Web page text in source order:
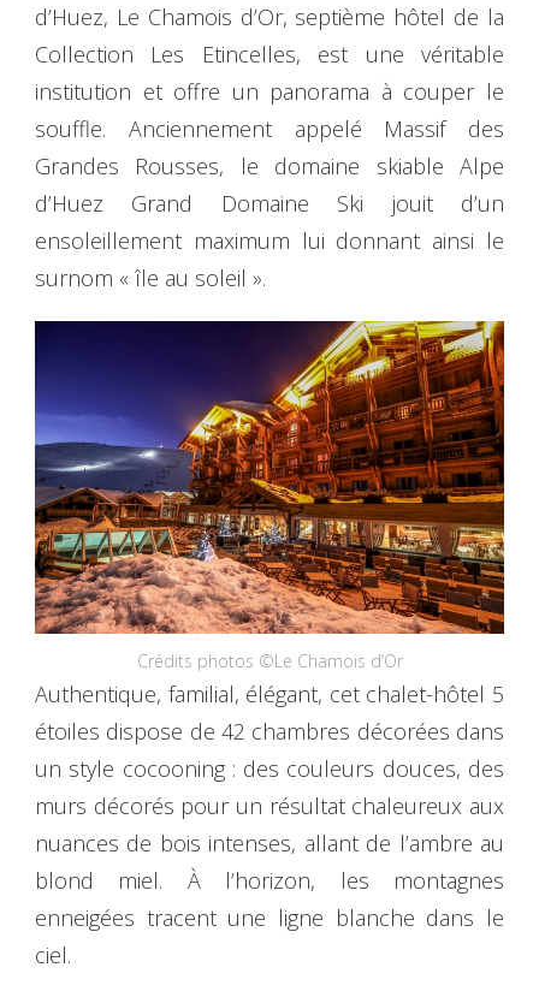
d’Huez, Le Chamois d’Or, septième hôtel de la
Collection Les Etincelles, est une véritable
institution et offre un panorama à couper le
souffle. Anciennement appelé Massif des
Grandes Rousses, le domaine skiable Alpe
d’Huez Grand Domaine Ski jouit d’un
ensoleillement maximum lui donnant ainsi le
surnom « île au soleil ».
Crédits photos ©Le Chamois d’Or
Authentique, familial, élégant, cet chalet-hôtel 5
étoiles dispose de 42 chambres décorées dans
un style cocooning : des couleurs douces, des
murs décorés pour un résultat chaleureux aux
nuances de bois intenses, allant de l’ambre au
blond miel. À l’horizon, les montagnes
enneigées tracent une ligne blanche dans le
ciel.